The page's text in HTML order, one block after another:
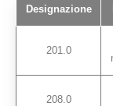
Designazione
201.0
208.0